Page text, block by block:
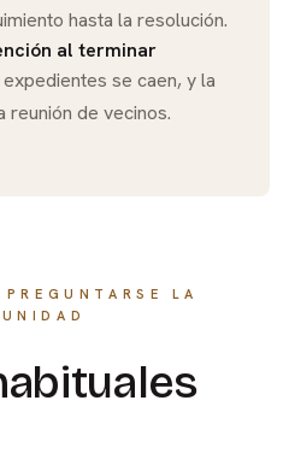
hasta la resolución.
al terminar
se caen, y la
reunión de vecinos.
LA